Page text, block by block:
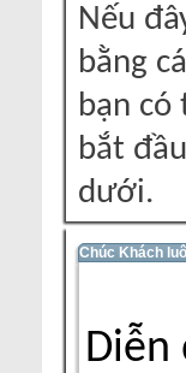
Nếu
bằng
bạn
bắt
dưới.
Chúc Khách
Diễn